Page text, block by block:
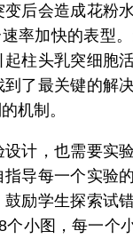
后会造成花粉
率加快的表型
柱头乳突细胞
了最关键的解
机制。
计，也需要实
导每一个实验
励学生探索试
小图，每一个